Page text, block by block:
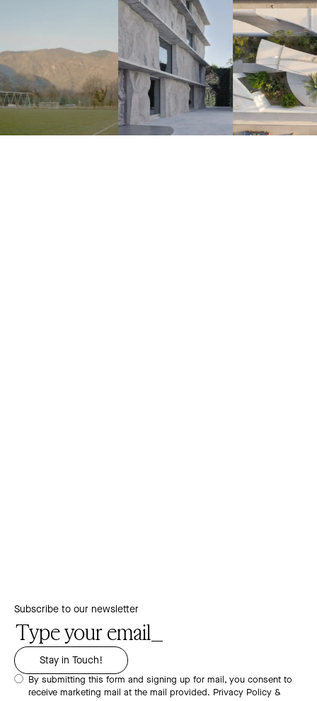
Subscribe to our newsletter
By submitting this form and signing up for mail, you consent to
receive marketing mail at the mail provided. Privacy Policy &